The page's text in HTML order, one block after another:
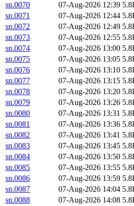
sn.0070
07-Aug-2026 12:39
sn.0071
07-Aug-2026 12:44
sn.0072
07-Aug-2026 12:49
sn.0073
07-Aug-2026 12:55
sn.0074
07-Aug-2026 13:00
sn.0075
07-Aug-2026 13:05
sn.0076
07-Aug-2026 13:10
sn.0077
07-Aug-2026 13:15
sn.0078
07-Aug-2026 13:20
sn.0079
07-Aug-2026 13:26
sn.0080
07-Aug-2026 13:31
sn.0081
07-Aug-2026 13:36
sn.0082
07-Aug-2026 13:41
sn.0083
07-Aug-2026 13:45
sn.0084
07-Aug-2026 13:50
sn.0085
07-Aug-2026 13:55
sn.0086
07-Aug-2026 13:59
sn.0087
07-Aug-2026 14:04
sn.0088
07-Aug-2026 14:08